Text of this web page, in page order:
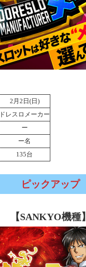
2月2日(日)
ドレスロメーカー
ー
ー名
135台
ピックアップ
【SANKYO機種】